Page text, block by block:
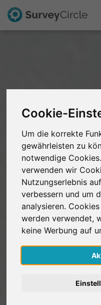
Cookie-
Um die korrekte
gewährleisten zu
notwendige
verwenden wir
Nutzungserlebnis
verbessern und um
analysieren.
werden verwendet,
keine Werbung auf